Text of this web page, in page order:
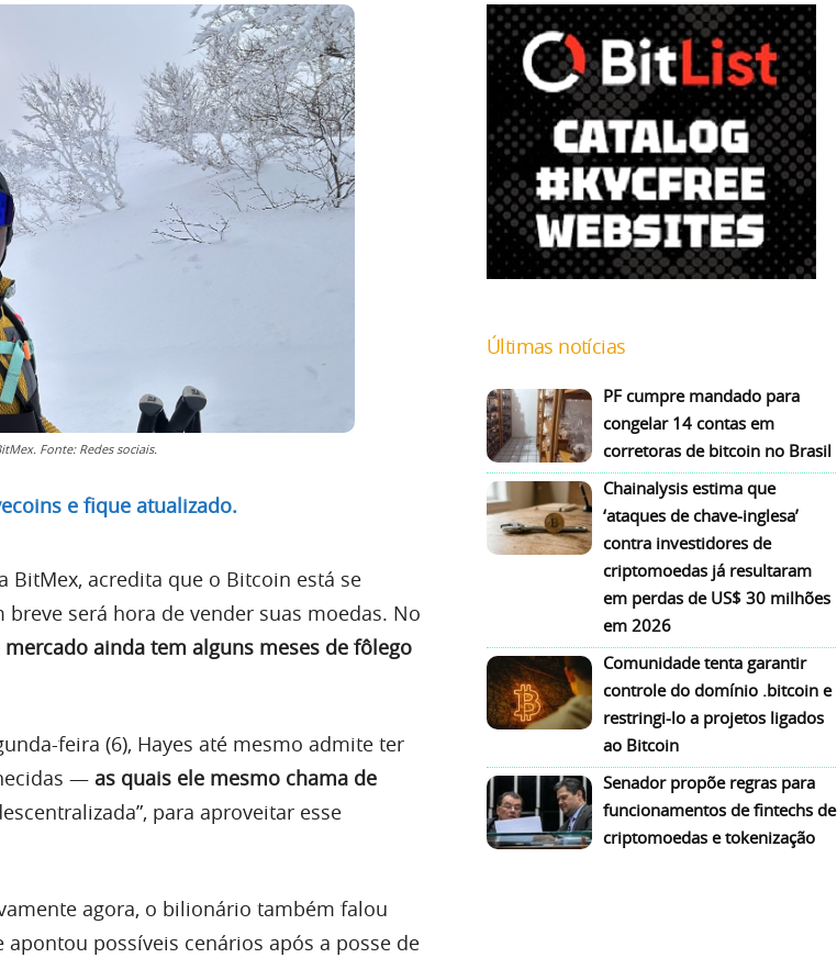
Fonte: Redes sociais.
e fique atualizado.
BitMex, acredita que o Bitcoin está se
será hora de vender suas moedas. No
ainda tem alguns meses de fôlego
feira (6), Hayes até mesmo admite ter
— as quais ele mesmo chama de
para aproveitar esse
agora, o bilionário também falou
possíveis cenários após a posse de
Últimas notícias
PF cumpre mandado para
congelar 14 contas em
corretoras de bitcoin no Brasil
Chainalysis estima que
‘ataques de chave-inglesa’
contra investidores de
criptomoedas já resultaram
em perdas de US$ 30 milhões
em 2026
Comunidade tenta garantir
controle do domínio .bitcoin e
restringi-lo a projetos ligados
ao Bitcoin
Senador propõe regras para
funcionamentos de fintechs de
criptomoedas e tokenização